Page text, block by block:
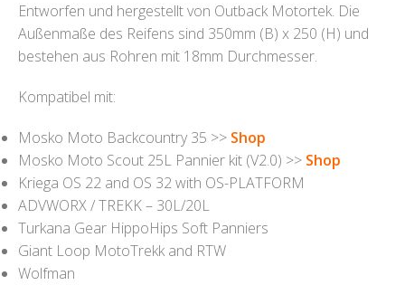
Entworfen und hergestellt von Outback Motortek. Die
Außenmaße des Reifens sind 350mm (B) x 250 (H) und
bestehen aus Rohren mit 18mm Durchmesser.
Kompatibel mit:
Mosko Moto Backcountry 35 >> Shop
Mosko Moto Scout 25L Pannier kit (V2.0) >> Shop
Kriega OS 22 and OS 32 with OS-PLATFORM
ADVWORX / TREKK – 30L/20L
Turkana Gear HippoHips Soft Panniers
Giant Loop MotoTrekk and RTW
Wolfman